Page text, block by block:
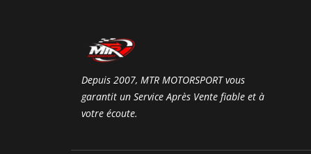
Depuis 2007, MTR MOTORSPORT vous
garantit un Service Après Vente fiable et à
votre écoute.